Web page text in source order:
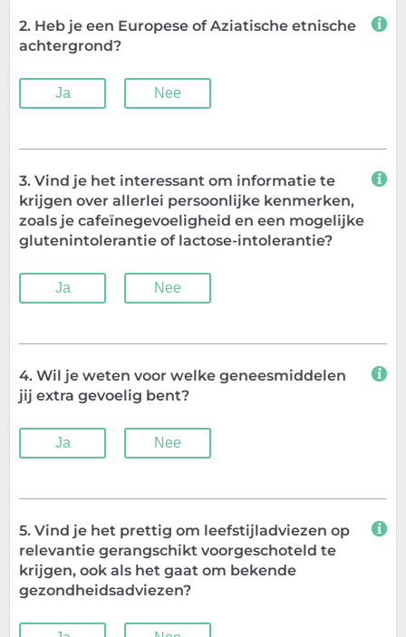
2. Heb je een Europese of Aziatische etnische
achtergrond?
Ja Nee
3. Vind je het interessant om informatie te
krijgen over allerlei persoonlijke kenmerken,
zoals je cafeïnegevoeligheid en een mogelijke
glutenintolerantie of lactose-intolerantie?
Ja Nee
4. Wil je weten voor welke geneesmiddelen
jij extra gevoelig bent?
Ja Nee
5. Vind je het prettig om leefstijladviezen op
relevantie gerangschikt voorgeschoteld te
krijgen, ook als het gaat om bekende
gezondheidsadviezen?